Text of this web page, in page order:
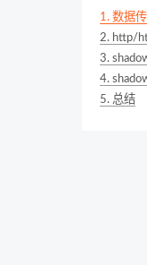
1. 数据
2. http/
3.
4.
5. 总结